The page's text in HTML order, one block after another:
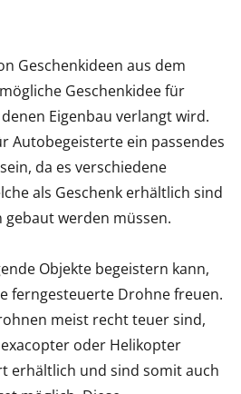
Geschenkideen aus dem
Geschenkidee für
Eigenbau verlangt wird.
Autobegeisterte ein passendes
da es verschiedene
als Geschenk erhältlich sind
werden müssen.
Objekte begeistern kann,
ferngesteuerte Drohne freuen.
meist recht teuer sind,
oder Helikopter
erhältlich und sind somit auch